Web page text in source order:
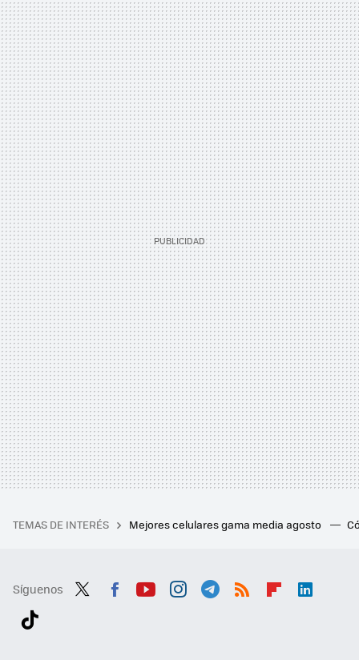
TEMAS DE INTERÉS Mejores celulares gama media agosto
Síguenos